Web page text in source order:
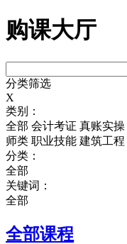
购课大厅
分类筛选
X
类别：
全部 会计考证 真账实操
师类 职业技能 建筑工程
分类：
全部
关键词：
全部
全部课程